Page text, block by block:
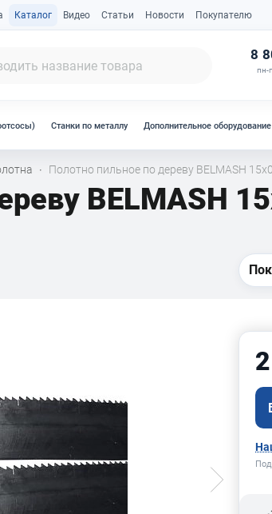
Каталог Видео Статьи Новости Покупателю
8
пн-
Станки по металлу Дополнительное оборудование
· Полотно пильное по дереву BELMASH
BELMASH